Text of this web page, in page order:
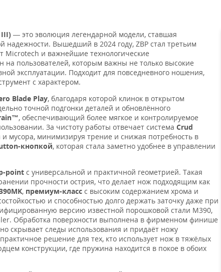
III) — это эволюция легендарной модели, ставшая
Вышедший в 2024 году, ZBP стал третьим
Microtech и важнейшие технологические
пользователей, которым важны не только высокие
эксплуатации. Подходит для повседневного ношения,
с характером.
Blade Play, благодаря которой клинок в открытом
точной подгонки деталей и обновлённого
, обеспечивающий более мягкое и контролируемое
За чистоту работы отвечает система Crud
мусора, минимизируя трение и снижая потребность в
кнопкой, которая стала заметно удобнее в управлении
point c универсальной и практичной геометрией. Такая
прочности острия, что делает нож подходящим как
, премиум-класс с высоким содержанием хрома и
и способностью долго держать заточку даже при
версию известной порошковой стали M390,
Обработка поверхности выполнена в фирменном финише
скрывает следы использования и придаёт ножу
решение для тех, кто использует нож в тяжёлых
конструкции, где пружина находится в покое в обоих